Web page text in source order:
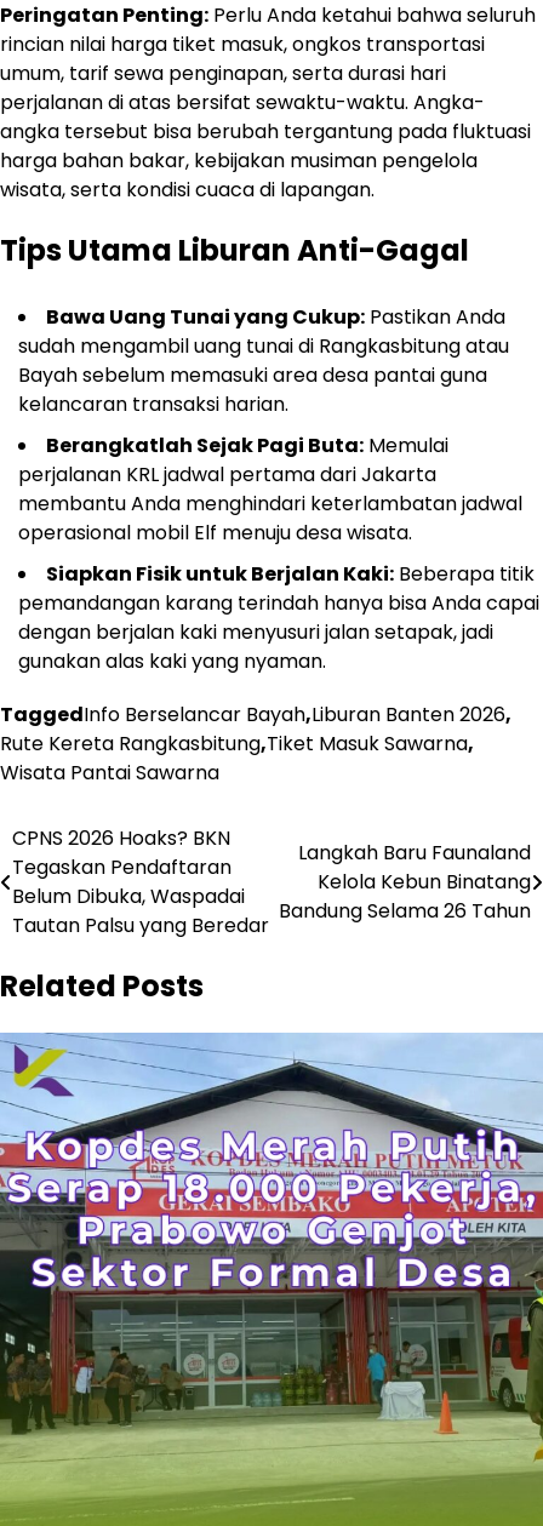
Peringatan Penting: Perlu Anda ketahui bahwa seluruh
rincian nilai harga tiket masuk, ongkos transportasi
umum, tarif sewa penginapan, serta durasi hari
perjalanan di atas bersifat sewaktu-waktu. Angka-
angka tersebut bisa berubah tergantung pada fluktuasi
harga bahan bakar, kebijakan musiman pengelola
wisata, serta kondisi cuaca di lapangan.
Tips Utama Liburan Anti-Gagal
Bawa Uang Tunai yang Cukup: Pastikan Anda
sudah mengambil uang tunai di Rangkasbitung atau
Bayah sebelum memasuki area desa pantai guna
kelancaran transaksi harian.
Berangkatlah Sejak Pagi Buta: Memulai
perjalanan KRL jadwal pertama dari Jakarta
membantu Anda menghindari keterlambatan jadwal
operasional mobil Elf menuju desa wisata.
Siapkan Fisik untuk Berjalan Kaki: Beberapa titik
pemandangan karang terindah hanya bisa Anda capai
dengan berjalan kaki menyusuri jalan setapak, jadi
gunakan alas kaki yang nyaman.
TaggedInfo Berselancar Bayah,Liburan Banten 2026,
Rute Kereta Rangkasbitung,Tiket Masuk Sawarna,
Wisata Pantai Sawarna
Navigasi
pos
CPNS 2026 Hoaks? BKN
Tegaskan Pendaftaran
Belum Dibuka, Waspadai
Tautan Palsu yang Beredar
Langkah Baru Faunaland
Kelola Kebun Binatang
Bandung Selama 26 Tahun
Related Posts